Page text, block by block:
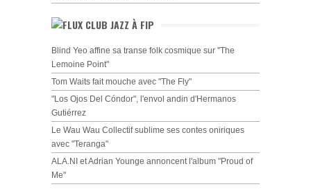
CLUB JAZZ À FIP
Blind Yeo affine sa transe folk cosmique sur "The
Lemoine Point"
Tom Waits fait mouche avec "The Fly"
"Los Ojos Del Cóndor", l'envol andin d'Hermanos
Gutiérrez
Le Wau Wau Collectif sublime ses contes oniriques
avec "Teranga"
ALA.NI et Adrian Younge annoncent l'album "Proud of
Me"